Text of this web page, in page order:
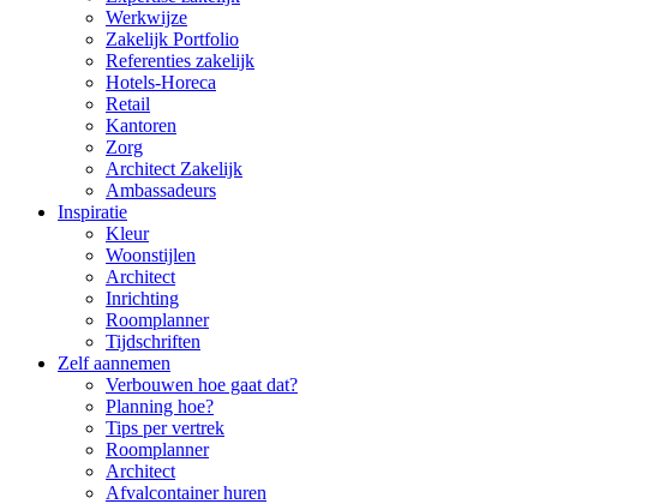
Werkwijze
Zakelijk Portfolio
Referenties zakelijk
Hotels-Horeca
Retail
Kantoren
Zorg
Architect Zakelijk
Ambassadeurs
Inspiratie
Kleur
Woonstijlen
Architect
Inrichting
Roomplanner
Tijdschriften
Zelf aannemen
Verbouwen hoe gaat dat?
Planning hoe?
Tips per vertrek
Roomplanner
Architect
Afvalcontainer huren